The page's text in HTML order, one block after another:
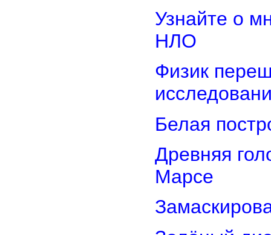
Узнайте о
НЛО
Физик
Белая
Древняя
Марсе